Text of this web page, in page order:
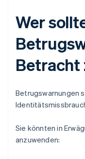
Wer
Betracht
Betrugswarnungen
Sie könnten in
anzuwenden: